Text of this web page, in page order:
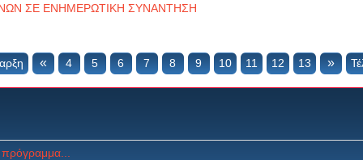
ΣΕ ΕΝΗΜΕΡΩΤΙΚΗ ΣΥΝΑΝΤΗΣΗ
« 4 5 6 7 8 9 10 11 12 13 »